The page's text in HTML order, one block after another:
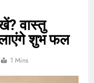
वास्तु
शुभ फल
1 Mins